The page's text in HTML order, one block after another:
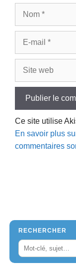
Nom
Site
Ce site utilise
En savoir plus
commentaires
RECHERCHER